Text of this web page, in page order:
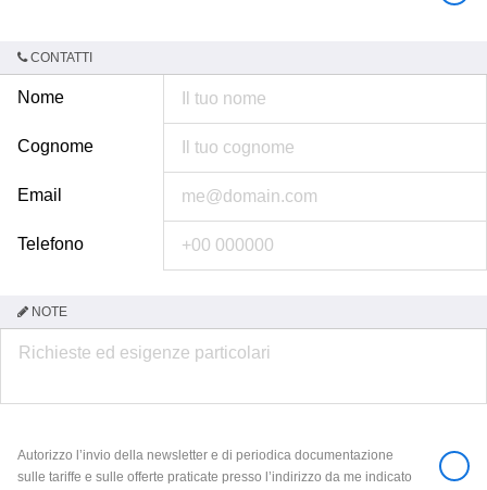
CONTATTI
Nome
Cognome
Email
Telefono
NOTE
Autorizzo l’invio della newsletter e di periodica documentazione
sulle tariffe e sulle offerte praticate presso l’indirizzo da me indicato